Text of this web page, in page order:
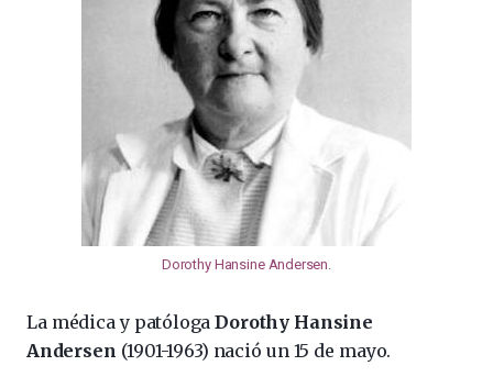
Dorothy Hansine Andersen.
La médica y patólogaDorothy Hansine
Andersen (1901-1963) nació un 15 de mayo.